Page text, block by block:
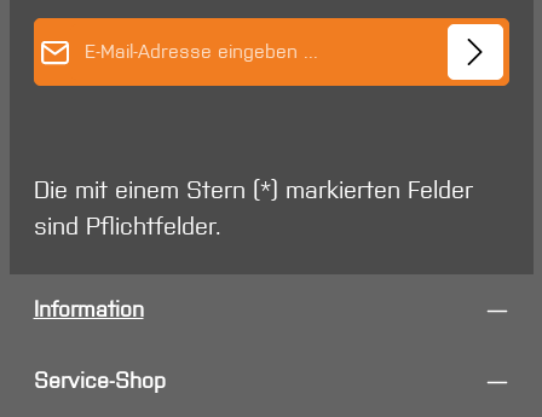
Die mit einem Stern (*) markierten Felder
sind Pflichtfelder.
Information
Service-Shop